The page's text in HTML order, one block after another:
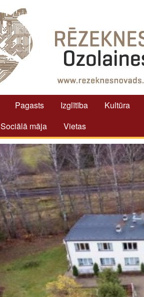
Pagasts Izglītība Kultūra
Sociālā māja Vietas